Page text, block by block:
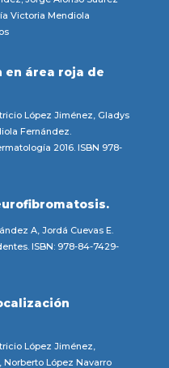
Victoria Mendiola
en área roja de
López Jiménez, Gladys
Fernández.
2016. ISBN 978-
A, Jordá Cuevas E.
ISBN: 978-84-7429-
López Jiménez,
Norberto López Navarro